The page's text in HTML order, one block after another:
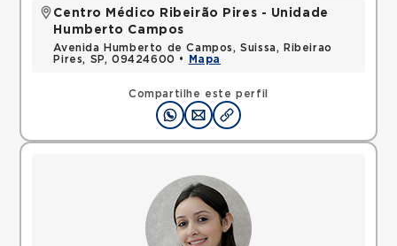
Compartilhe este perfil
Centro Médico Ribeirão Pires - Unidade
Humberto Campos
Avenida Humberto de Campos, Suissa, Ribeirao
Pires, SP, 09424600 •
Mapa